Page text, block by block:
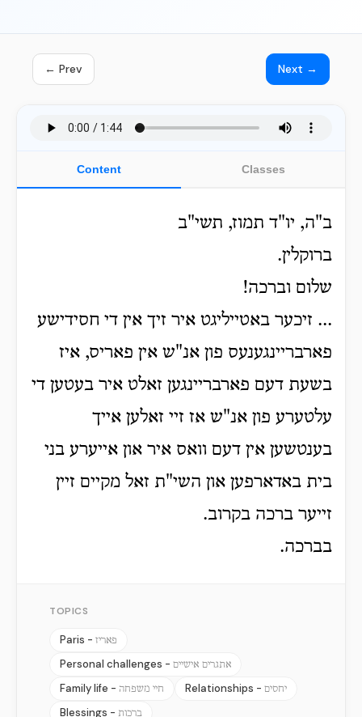
← Prev Next →
Content Classes
ב"ה, יו"ד תמוז, תשי"ב
ברוקלין.
שלום וברכה!
... זיכער באטייליגט איר זיך אין די חסידישע
פארבריינגענעס פון אנ"ש אין פאריס, איז
בשעת דעם פארבריינגען זאלט איר בעטען די
עלטערע פון אנ"ש אז זיי זאלען אייך
בענטשען אין דעם וואס איר און אייערע בני
בית באדארפען און השי"ת זאל מקיים זיין
זייער ברכה בקרוב.
בברכה.
TOPICS
Paris - פאריז
Personal challenges - אתגרים אישיים
Family life - חיי משפחה Relationships - יחסים
Blessings - ברכות